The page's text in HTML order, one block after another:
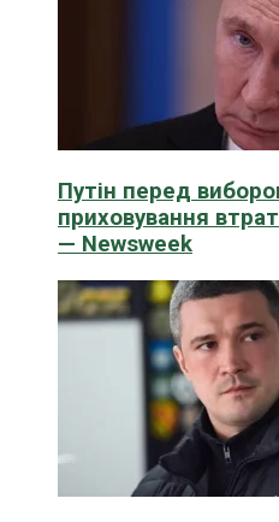
Путін перед
приховування
— Newsweek